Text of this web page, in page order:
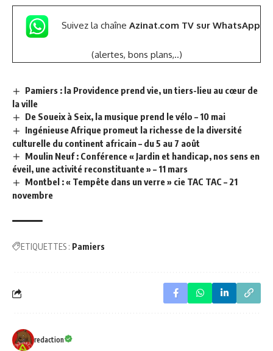
Suivez la chaîne Azinat.com TV sur WhatsApp
(alertes, bons plans,..)
Pamiers : la Providence prend vie, un tiers-lieu au cœur de
la ville
De Soueix à Seix, la musique prend le vélo – 10 mai
Ingénieuse Afrique promeut la richesse de la diversité
culturelle du continent africain – du 5 au 7 août
Moulin Neuf : Conférence « Jardin et handicap, nos sens en
éveil, une activité reconstituante » – 11 mars
Montbel : « Tempête dans un verre » cie TAC TAC – 21
novembre
ETIQUETTES : Pamiers
redaction